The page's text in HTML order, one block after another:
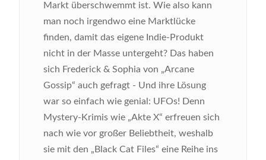
Markt überschwemmt ist. Wie also kann
man noch irgendwo eine Marktlücke
finden, damit das eigene Indie-Produkt
nicht in der Masse untergeht? Das haben
sich Frederick & Sophia von „Arcane
Gossip“ auch gefragt - Und ihre Lösung
war so einfach wie genial: UFOs! Denn
Mystery-Krimis wie „Akte X“ erfreuen sich
nach wie vor großer Beliebtheit, weshalb
sie mit den „Black Cat Files“ eine Reihe ins